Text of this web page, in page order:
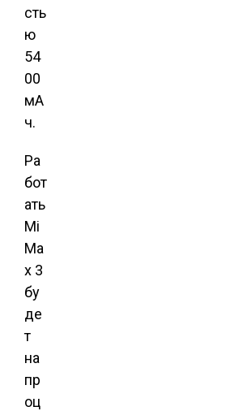
сть
ю
54
00
мА
ч.
Ра
бот
ать
Mi
Ma
x 3
бу
де
т
на
пр
оц